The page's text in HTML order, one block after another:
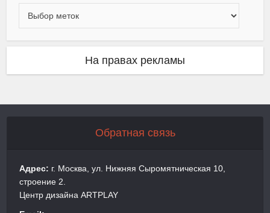
На правах рекламы
Обратная связь
Адрес: г. Москва, ул. Нижняя Сыромятническая 10,
строение 2.
Центр дизайна ARTPLAY